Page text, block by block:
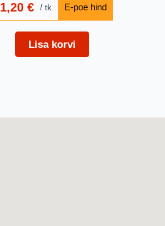
1,20€ tk
Lisa korvi